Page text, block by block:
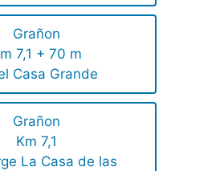
Grañon
7,1 + 70 m
Casa Grande
Grañon
Km 7,1
La Casa de las